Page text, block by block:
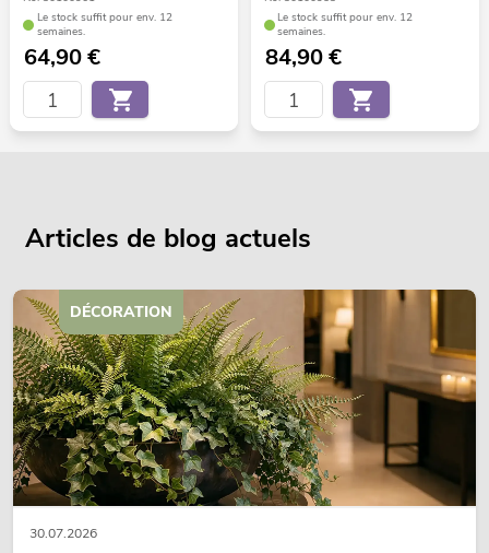
Le stock suffit pour env. 12
semaines.
64,90€
Le stock suffit pour env. 12
semaines.
84,90€
Articles de blog actuels
30.07.2026
DÉCORATION